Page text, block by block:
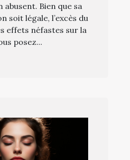
abusent. Bien que sa
soit légale, l’excès du
effets néfastes sur la
posez...